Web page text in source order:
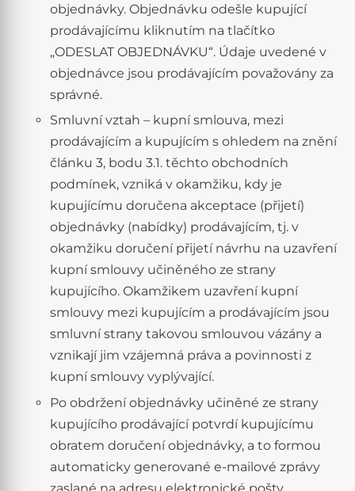
objednávky. Objednávku odešle kupující
prodávajícímu kliknutím na tlačítko
„ODESLAT OBJEDNÁVKU“. Údaje uvedené v
objednávce jsou prodávajícím považovány za
správné.
Smluvní vztah – kupní smlouva, mezi
prodávajícím a kupujícím s ohledem na znění
článku 3, bodu 3.1. těchto obchodních
podmínek, vzniká v okamžiku, kdy je
kupujícímu doručena akceptace (přijetí)
objednávky (nabídky) prodávajícím, tj. v
okamžiku doručení přijetí návrhu na uzavření
kupní smlouvy učiněného ze strany
kupujícího. Okamžikem uzavření kupní
smlouvy mezi kupujícím a prodávajícím jsou
smluvní strany takovou smlouvou vázány a
vznikají jim vzájemná práva a povinnosti z
kupní smlouvy vyplývající.
Po obdržení objednávky učiněné ze strany
kupujícího prodávající potvrdí kupujícímu
obratem doručení objednávky, a to formou
automaticky generované e-mailové zprávy